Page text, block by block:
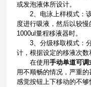
或发泡液体所设计。
2、电泳上样模式：该
度进行吸液，然后以较
1000ul量程移液器时。
3、分级移取模式：分
计，根据设定的移液次数
在使用手动单道可调
用不顺畅的情况，严重
感觉按钮上下移动的不